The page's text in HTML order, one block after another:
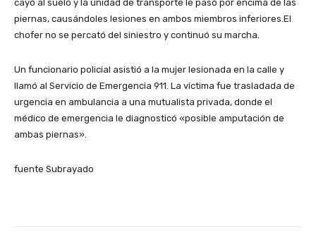
cayó al suelo y la unidad de transporte le pasó por encima de las
piernas, causándoles lesiones en ambos miembros inferiores.El
chofer no se percató del siniestro y continuó su marcha.
Un funcionario policial asistió a la mujer lesionada en la calle y
llamó al Servicio de Emergencia 911. La víctima fue trasladada de
urgencia en ambulancia a una mutualista privada, donde el
médico de emergencia le diagnosticó «posible amputación de
ambas piernas».
fuente Subrayado